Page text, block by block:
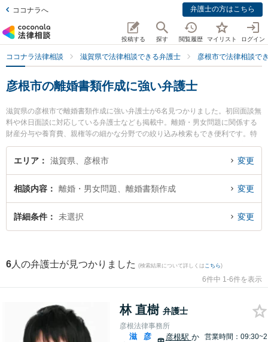
ココナラへ 弁護士の方はこちら
投稿する 探す 閲覧履歴 マイリスト ログイン
ココナラ法律相談 滋賀県で法律相談できる弁護士 彦根市で法律相談で
彦根市の離婚書類作成に強い弁護士
滋賀県の彦根市で離婚書類作成に強い弁護士が6名見つかりました。初回面談無
料や休日面談に対応している弁護士なども掲載中。離婚・男女問題に関係する
財産分与や養育費、親権等の細かな分野での絞り込み検索もでき便利です。特
に彦根法律事務所の林 直樹弁護士や生駒法律事務所の矢田 圭弁護士、南彦根法
律事務所の鈴木 司弁護士のプロフィール情報や弁護士費用、強みなどが注目さ
れています。『彦根市で土日や夜間に発生した離婚書類作成のトラブルを今す
弁護士を検索したい』『初回相談無料で離婚書類作成を法律相談できる彦根市
内の弁護士に相談予約したい』などでお困りの相談者さんにおすすめです。
エリア 滋賀県、彦根市 変更
相談内容 離婚・男女問題、離婚書類作成 変更
詳細条件 未選択 変更
6 人の弁護士が見つかりました (検索結果について詳しくは こちら)
6件中 1-6件を表示
林 直樹 弁護士
彦根法律事務所
滋
彦
彦根駅 か
営業時間：09:30~2